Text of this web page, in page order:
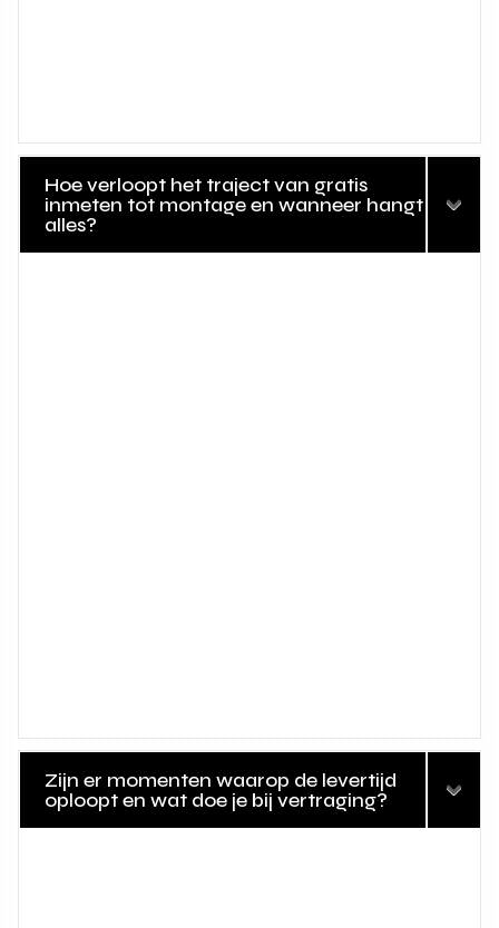
Hoe verloopt het traject van gratis
inmeten tot montage en wanneer hangt
alles?
Zijn er momenten waarop de levertijd
oploopt en wat doe je bij vertraging?